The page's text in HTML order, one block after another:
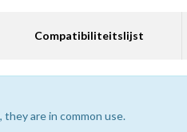
Compatibiliteitslijst
they are in common use.